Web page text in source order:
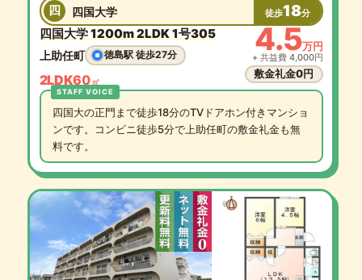
四 四国大学 徒歩18分
四国大学 1200m 2LDK 1号305
上助任町 徳島駅 徒歩27分
2LDK60㎡
4.5万円
+ 共益費 4,000円
敷金礼金0円
四国大の正門まで徒歩18分のTVドアホン付きマンショ
ンです。コンビニ徒歩5分で上助任町の敷金礼金も無
料です。